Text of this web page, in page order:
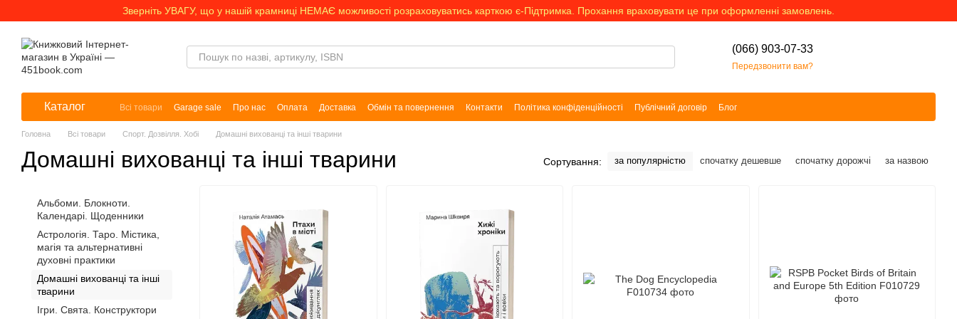
Перейти до основного контентуЗверніть УВАГУ, що у нашій крамниці НЕМАЄ можливості розраховуватись карткою є-Підтримка. Прохання враховувати це при оформленні замовлень.
(066) 903-07-33
Передзвонити вам?
Каталог Всі товари Garage sale Про нас Оплата Доставка Обмін та повернення Контакти Політика конфіденційності Публічний договір Блог
Головна Всі товари Спорт. Дозвілля. Хобі Домашні вихованці та інші тварини
Домашні вихованці та інші тварини Сортування: за популярністю спочатку дешевше спочатку дорожчі за назвою
Альбоми. Блокноти.
Календарі. Щоденники
Астрологія. Таро. Містика,
магія та альтернативні
духовні практики
Домашні вихованці та інші
тварини
Ігри. Свята. Конструктори